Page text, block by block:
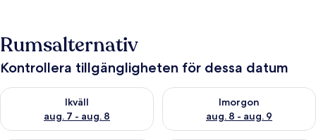
Rumsalternativ
Kontrollera tillgängligheten för dessa datum
Ikväll
aug. 7 - aug. 8
Kontrollera tillgängligheten för ikväll aug. 7 - aug. 8
Imorgon
aug. 8 - aug. 9
Kontrollera tillgängligheten